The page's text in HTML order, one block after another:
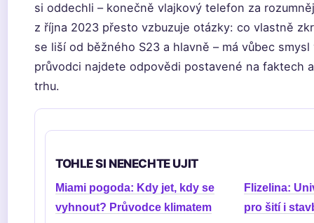
si oddechli – konečně vlajkový telefon za
z října 2023 přesto vzbuzuje otázky: co vlastně
se liší od běžného S23 a hlavně – má vůbec
průvodci najdete odpovědi postavené na faktech
trhu.
TOHLE SI NENECHTE UJIT
Miami pogoda: Kdy jet, kdy se
vyhnout? Průvodce klimatem
Flizelina:
pro šití i